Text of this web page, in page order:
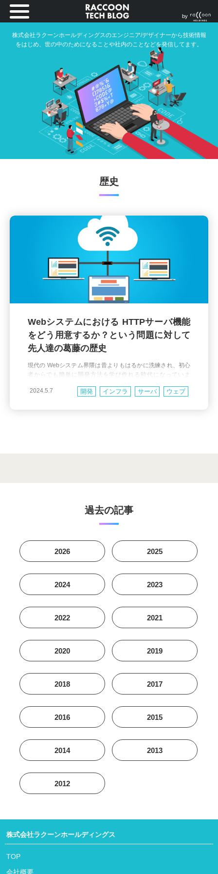
株式会社ラクーンホールディングスのエンジニア/デザイナーから技術情報
をはじめ、世の中のためになることや社内のことなどを発信してます。
by
歴史
Webシステムにおける HTTPサーバ機能
をどう用意するか？という問題に対して
先人達の葛藤の歴史
現代の Webシステム界隈は昔よりもはるかに洗練され、初心
者からでも簡単に開発方法を学び作れる時代になっていま
ess、uWSGI などが何のために存在しているのかが分かりに
2024.5.7 開発 インフラ サーバ ウェブ
過去の記事
2026 2025
2024 2023
2022 2021
2020 2019
2018 2017
2016 2015
2014 2013
2012
株式会社ラクーンホールディングス
TOP
会社概要